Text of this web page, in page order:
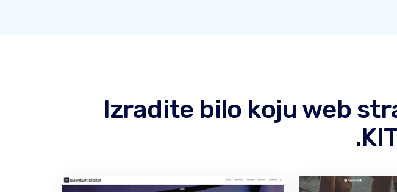
Izradite bilo koju web